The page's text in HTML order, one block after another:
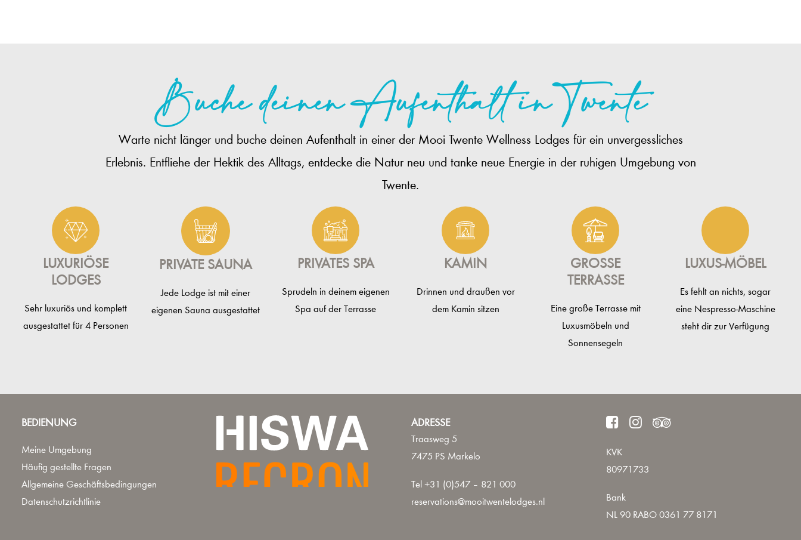
Buche deinen Aufenthalt in Twente
Warte nicht länger und buche deinen Aufenthalt in einer der Mooi Twente Wellness Lodges für ein unvergessliches
Erlebnis. Entfliehe der Hektik des Alltags, entdecke die Natur neu und tanke neue Energie in der ruhigen Umgebung von
Twente.
LUXURIÖSE
LODGES
Sehr luxuriös und komplett
ausgestattet für 4 Personen
PRIVATE SAUNA
Jede Lodge ist mit einer
eigenen Sauna ausgestattet
PRIVATES SPA
Sprudeln in deinem eigenen
Spa auf der Terrasse
KAMIN
Drinnen und draußen vor
dem Kamin sitzen
GROSSE T
ERRASSE
Eine große Terrasse mit
Luxusmöbeln und
Sonnensegeln
LUXUS-MÖBEL
Es fehlt an nichts, sogar
eine Nespresso-Maschine
steht dir zur Verfügung
BEDIENUNG
Meine Umgebung
Häufig gestellte Fragen
Allgemeine Geschäftsbedingungen
Datenschutzrichtlinie
ADRESSE
Traasweg 5
7475 PS Markelo
Tel +31 (0)547 – 821 000
reservations@mooitwentelodges.nl
KVK
80971733
Bank
NL 90 RABO 0361 77 8171